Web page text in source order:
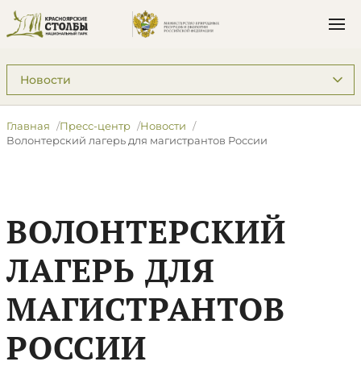
Подразделы: Пресс-центр
Главная Пресс-центр
Новости
​Волонтерский лагерь для магистрантов России
​ВОЛОНТЕРСКИЙ
ЛАГЕРЬ ДЛЯ
МАГИСТРАНТОВ
РОССИИ